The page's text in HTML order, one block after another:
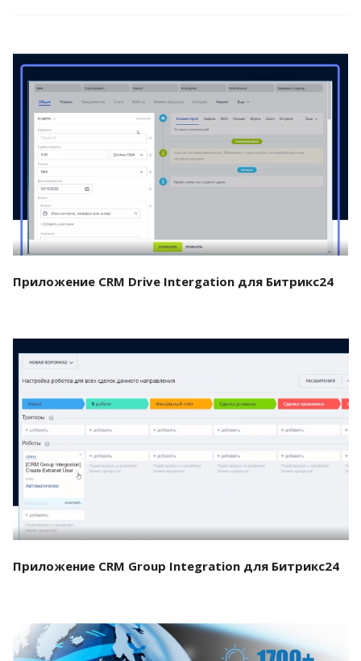
Смотреть проект
Приложение CRM Drive Intergation для Битрикс24
Смотреть проект
Приложение CRM Group Integration для Битрикс24